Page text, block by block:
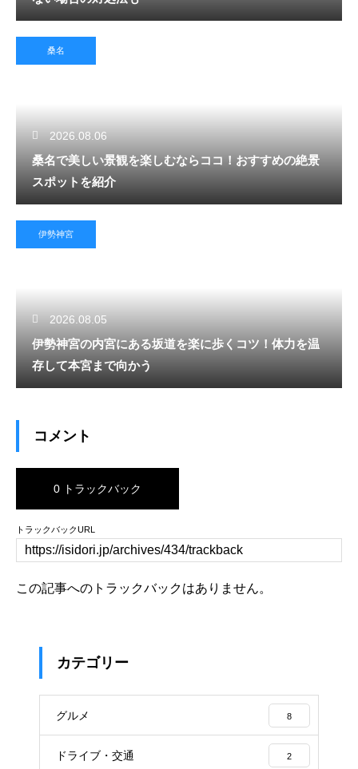
桑名
2026.08.06
桑名で美しい景観を楽しむならココ！おすすめの絶景
スポットを紹介
伊勢神宮
2026.08.05
伊勢神宮の内宮にある坂道を楽に歩くコツ！体力を温
存して本宮まで向かう
コメント
0 トラックバック
トラックバックURL
この記事へのトラックバックはありません。
カテゴリー
グルメ 8
ドライブ・交通 2